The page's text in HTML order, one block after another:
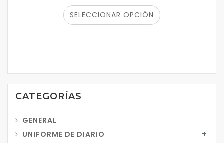
SELECCIONAR OPCIÓN
CATEGORÍAS
GENERAL
UNIFORME DE DIARIO